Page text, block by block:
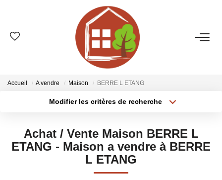
VENTES
ESTIMATION
GESTION
Accueil A vendre Maison BERRE L ETANG
Modifier les critères de recherche
Sélectionnez...
Type de bien
Surface min
Achat / Vente Maison BERRE L
ETANG - Maison a vendre à BERRE
L ETANG